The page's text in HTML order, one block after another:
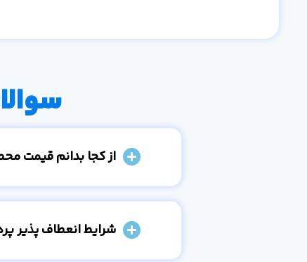
از کجا بدانم قیمت
شرایط انعطاف پذیر